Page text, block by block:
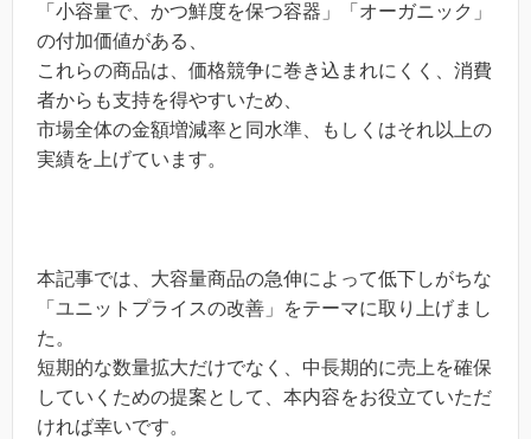
「小容量で、かつ鮮度を保つ容器」「オーガニック」
の付加価値がある、
これらの商品は、価格競争に巻き込まれにくく、消費
者からも支持を得やすいため、
市場全体の金額増減率と同水準、もしくはそれ以上の
実績を上げています。
本記事では、大容量商品の急伸によって低下しがちな
「ユニットプライスの改善」をテーマに取り上げまし
た。
短期的な数量拡大だけでなく、中長期的に売上を確保
していくための提案として、本内容をお役立ていただ
ければ幸いです。